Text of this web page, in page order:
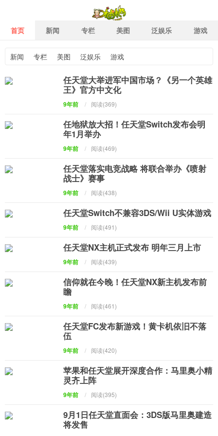
柚栖二次元社区 二次元泛娱
乐门户
首页 新闻 专栏 美图 泛娱乐 游戏
新闻 专栏 美图 泛娱乐 游戏
任天堂大举进军中国市场？《另一个英雄
王》官方中文化
9年前 / 阅读(369)
任地狱放大招！任天堂Switch发布会明
年1月举办
9年前 / 阅读(469)
任天堂落实电竞战略 将联合举办《喷射
战士》赛事
9年前 / 阅读(438)
任天堂Switch不兼容3DS/Wii U实体游戏
9年前 / 阅读(491)
任天堂NX主机正式发布 明年三月上市
9年前 / 阅读(439)
信仰就在今晚！任天堂NX新主机发布前
瞻
9年前 / 阅读(461)
任天堂FC发布新游戏！黄卡机依旧不落
伍
9年前 / 阅读(420)
苹果和任天堂展开深度合作：马里奥小精
灵齐上阵
9年前 / 阅读(395)
9月1日任天堂直面会：3DS版马里奥建造
将发售